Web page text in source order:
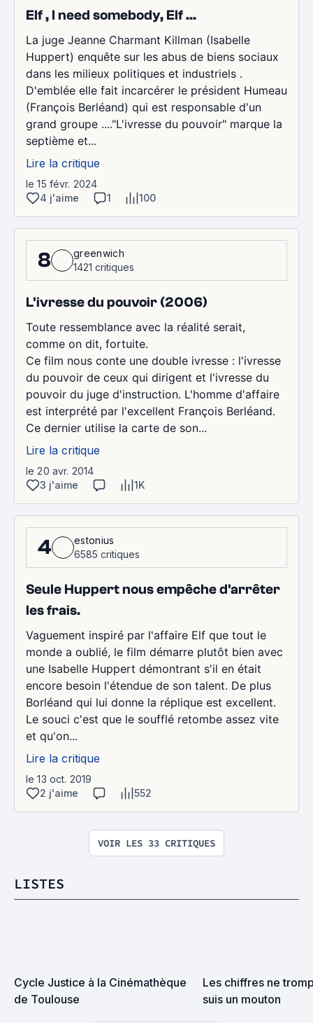
Elf , I need somebody, Elf ...
La juge Jeanne Charmant Killman (Isabelle
Huppert) enquête sur les abus de biens sociaux
dans les milieux politiques et industriels .
D'emblée elle fait incarcérer le président Humeau
(François Berléand) qui est responsable d'un
grand groupe ...."L'ivresse du pouvoir" marque la
septième et...
Lire la critique
le 15 févr. 2024
4 j'aime
1 100
8
greenwich
1421 critiques
L'ivresse du pouvoir (2006)
Toute ressemblance avec la réalité serait,
comme on dit, fortuite.
Ce film nous conte une double ivresse : l'ivresse
du pouvoir de ceux qui dirigent et l'ivresse du
pouvoir du juge d'instruction. L'homme d'affaire
est interprété par l'excellent François Berléand.
Ce dernier utilise la carte de son...
Lire la critique
le 20 avr. 2014
3 j'aime
1K
4
estonius
6585 critiques
Seule Huppert nous empêche d'arrêter
les frais.
Vaguement inspiré par l'affaire Elf que tout le
monde a oublié, le film démarre plutôt bien avec
une Isabelle Huppert démontrant s'il en était
encore besoin l'étendue de son talent. De plus
Borléand qui lui donne la réplique est excellent.
Le souci c'est que le soufflé retombe assez vite
et qu'on...
Lire la critique
le 13 oct. 2019
2 j'aime
552
VOIR LES 33 CRITIQUES
LISTES
Cycle Justice à la Cinémathèque
de Toulouse
Les chiffres ne
suis un mouton